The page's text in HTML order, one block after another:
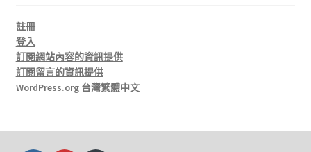
註冊
登入
訂閱網站內容的資訊提供
訂閱留言的資訊提供
WordPress.org 台灣繁體中文